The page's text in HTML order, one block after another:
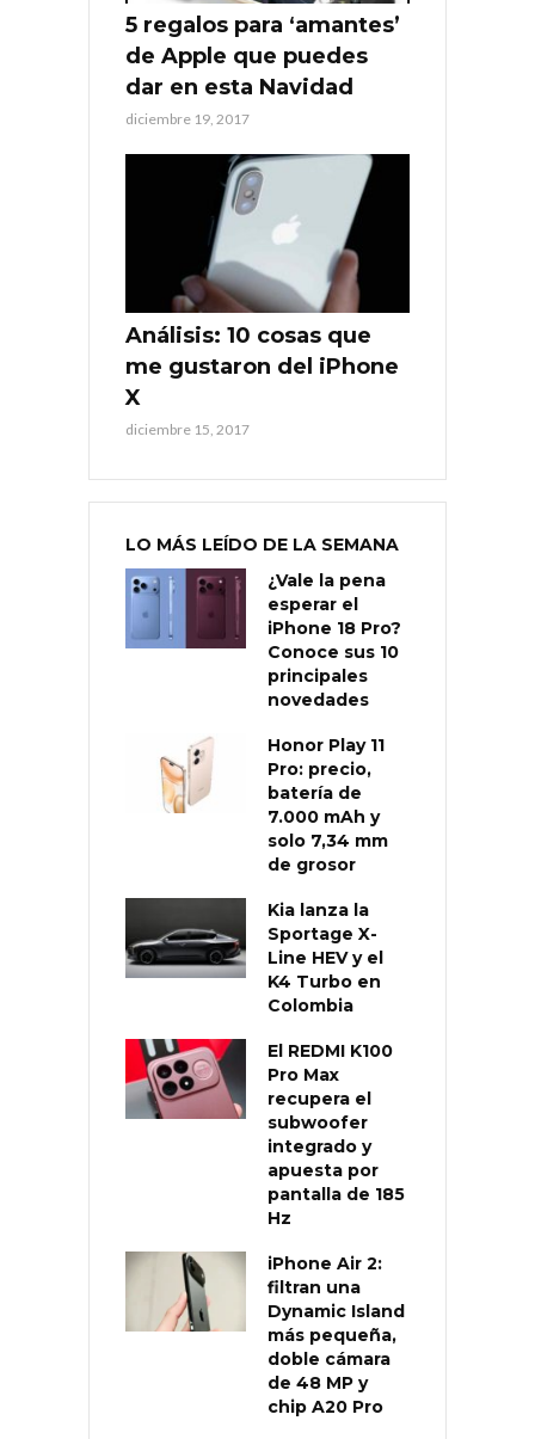
5 regalos para ‘amantes’
de Apple que puedes
dar en esta Navidad
diciembre 19, 2017
Análisis: 10 cosas que
me gustaron del iPhone
X
diciembre 15, 2017
LO MÁS LEÍDO DE LA SEMANA
¿Vale la pena
esperar el
iPhone 18 Pro?
Conoce sus 10
principales
novedades
Honor Play 11
Pro: precio,
batería de
7.000 mAh y
solo 7,34 mm
de grosor
Kia lanza la
Sportage X-
Line HEV y el
K4 Turbo en
Colombia
El REDMI K100
Pro Max
recupera el
subwoofer
integrado y
apuesta por
pantalla de 185
Hz
iPhone Air 2:
filtran una
Dynamic Island
más pequeña,
doble cámara
de 48 MP y
chip A20 Pro